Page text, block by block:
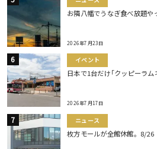
お隣八幡でうなぎ食べ放題や
2026年7月23日
イベント
日本で1台だけ｢クッピーラ
2026年7月17日
ニュース
枚方モールが全館休館。8/26